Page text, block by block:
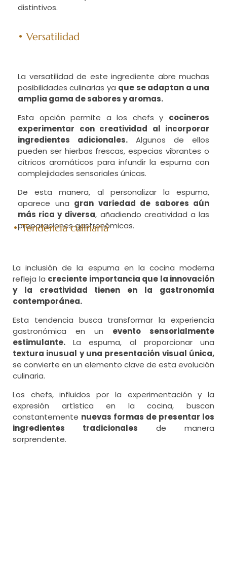
distintivos.
• Versatilidad
La versatilidad de este ingrediente abre muchas
posibilidades culinarias ya que se adaptan a una
amplia gama de sabores y aromas.
Esta opción permite a los chefs y cocineros
experimentar con creatividad al incorporar
ingredientes adicionales. Algunos de ellos
pueden ser hierbas frescas, especias vibrantes o
cítricos aromáticos para infundir la espuma con
complejidades sensoriales únicas.
De esta manera, al personalizar la espuma,
aparece una gran variedad de sabores aún
más rica y diversa, añadiendo creatividad a las
preparaciones gastronómicas.
• Tendencia culinaria
La inclusión de la espuma en la cocina moderna
refleja la creciente importancia que la innovación
y la creatividad tienen en la gastronomía
contemporánea.
Esta tendencia busca transformar la experiencia
gastronómica en un evento sensorialmente
estimulante. La espuma, al proporcionar una
textura inusual y una presentación visual única,
se convierte en un elemento clave de esta evolución
culinaria.
Los chefs, influidos por la experimentación y la
expresión artística en la cocina, buscan
constantemente nuevas formas de presentar los
ingredientes tradicionales de manera
sorprendente.